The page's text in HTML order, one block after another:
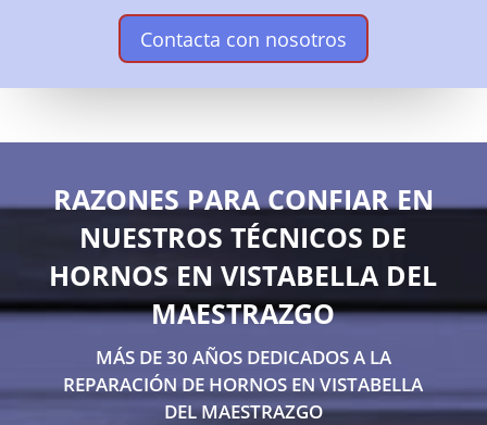
Contacta con nosotros
RAZONES PARA CONFIAR EN
NUESTROS TÉCNICOS DE
HORNOS EN VISTABELLA DEL
MAESTRAZGO
MÁS DE 30 AÑOS DEDICADOS A LA
REPARACIÓN DE HORNOS EN VISTABELLA
DEL MAESTRAZGO